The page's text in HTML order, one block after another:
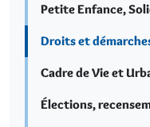
Petite Enfance,
Droits et
Cadre de Vie et
Élections,